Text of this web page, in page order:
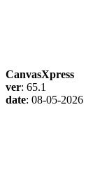
CanvasXpress
ver: 65.1
date: 08-05-2026